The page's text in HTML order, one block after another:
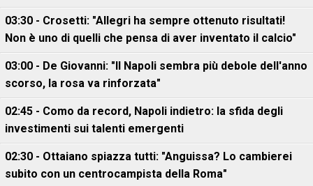
03:30 - Crosetti: "Allegri ha sempre ottenuto risultati!
Non è uno di quelli che pensa di aver inventato il calcio"
03:00 - De Giovanni: "Il Napoli sembra più debole dell'anno
scorso, la rosa va rinforzata"
02:45 - Como da record, Napoli indietro: la sfida degli
investimenti sui talenti emergenti
02:30 - Ottaiano spiazza tutti: "Anguissa? Lo cambierei
subito con un centrocampista della Roma"